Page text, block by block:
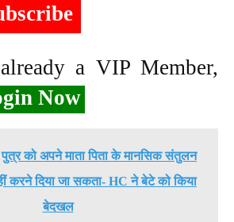
a VIP Member,
Now
पुत्र को अपने माता पिता के मानसिक संतुलन
करने दिया जा सकता- HC ने बेटे को किया
बेदखल